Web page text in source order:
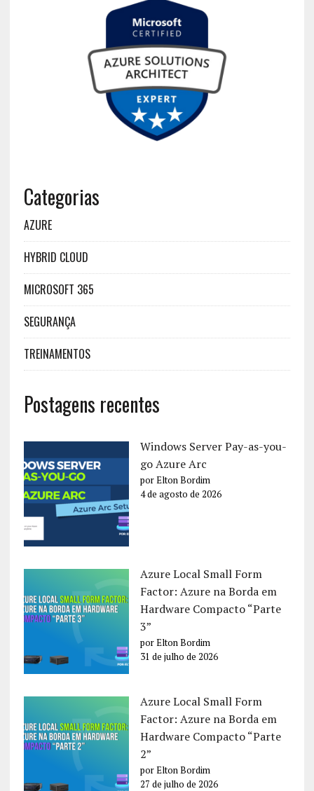
Categorias
AZURE
HYBRID CLOUD
MICROSOFT 365
SEGURANÇA
TREINAMENTOS
Postagens recentes
Windows Server Pay-as-you-
go Azure Arc
por Elton Bordim
4 de agosto de 2026
Azure Local Small Form
Factor: Azure na Borda em
Hardware Compacto “Parte
3”
por Elton Bordim
31 de julho de 2026
Azure Local Small Form
Factor: Azure na Borda em
Hardware Compacto “Parte
2”
por Elton Bordim
27 de julho de 2026